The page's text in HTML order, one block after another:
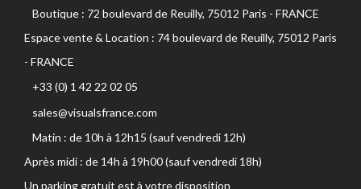
Boutique : 72 boulevard de Reuilly, 75012 Paris - FRANCE
Espace vente & Location : 74 boulevard de Reuilly, 75012 Paris
- FRANCE
+33 (0) 1 42 22 02 05
sales@visualsfrance.com
Matin : de 10h à 12h15 (sauf vendredi 12h)
Après midi : de 14h à 19h00 (sauf vendredi 18h)
Un parking gratuit est à votre disposition